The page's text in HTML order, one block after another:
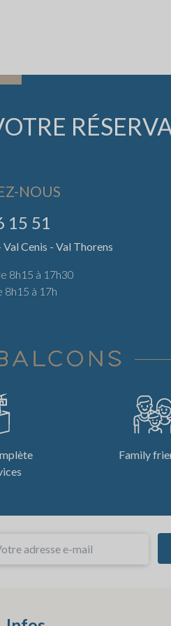
NOUS
15 51
Cenis - Val Thorens
8h15 à 17h30
8h15 à 17h
Family